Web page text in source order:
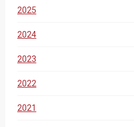
2025
2024
2023
2022
2021